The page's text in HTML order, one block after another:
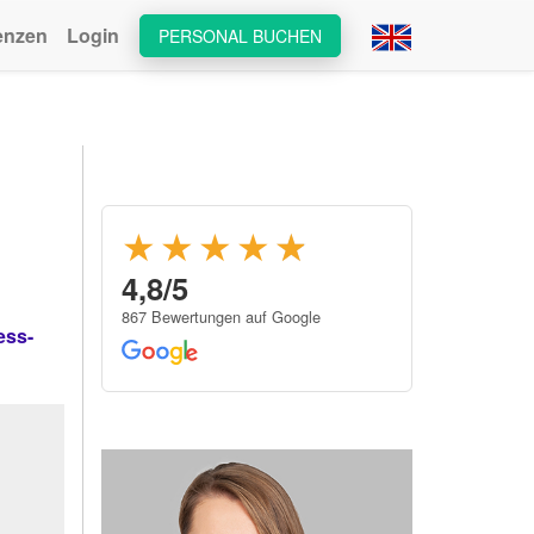
PERSONAL BUCHEN
Login
★★★★★
★
4,8/5
867 Bewertungen auf Google